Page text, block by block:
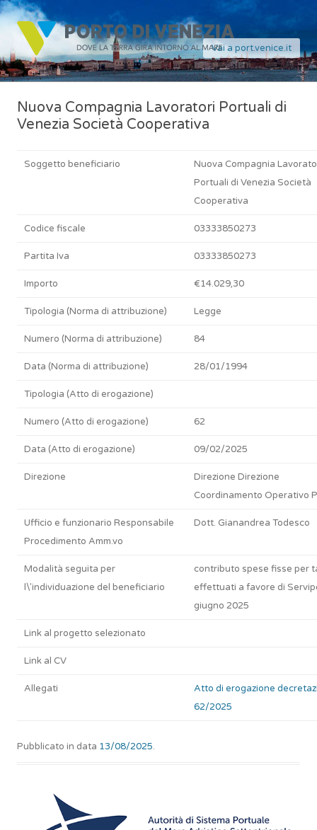
Vai a port.venice.it
Nuova Compagnia Lavoratori Portuali di
Venezia Società Cooperativa
Soggetto beneficiario
Nuova Compagnia
Portuali di Venezia Società
Cooperativa
Codice fiscale 03333850273
Partita Iva 03333850273
Importo €14.029,30
Tipologia (Norma di attribuzione) Legge
Numero (Norma di attribuzione) 84
Data (Norma di attribuzione) 28/01/1994
Tipologia (Atto di erogazione)
Numero (Atto di erogazione) 62
Data (Atto di erogazione) 09/02/2025
Direzione
Direzione Direzione
Coordinamento Operativo
Ufficio e funzionario Responsabile
Procedimento Amm.vo
Dott. Gianandrea Todesco
Modalità seguita per
l\'individuazione del beneficiario
contributo spese fisse per
effettuati a favore di
giugno 2025
Link al progetto selezionato
Link al CV
Allegati
Atto di erogazione
62/2025
Pubblicato in data 13/08/2025.